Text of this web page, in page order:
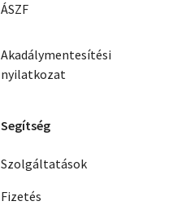
ÁSZF
Akadálymentesítési
nyilatkozat
Segítség
Szolgáltatások
Fizetés